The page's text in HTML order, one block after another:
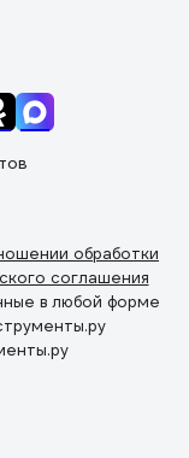
обработки
соглашения
в любой форме